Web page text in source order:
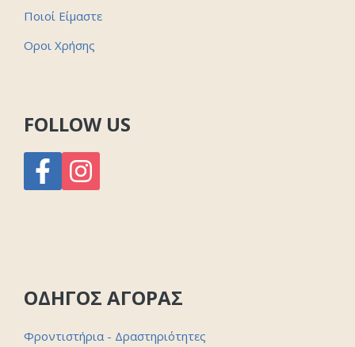
Ποιοί Είμαστε
Οροι Χρήσης
FOLLOW US
ΟΔΗΓΟΣ ΑΓΟΡΑΣ
Φροντιστήρια - Δραστηριότητες